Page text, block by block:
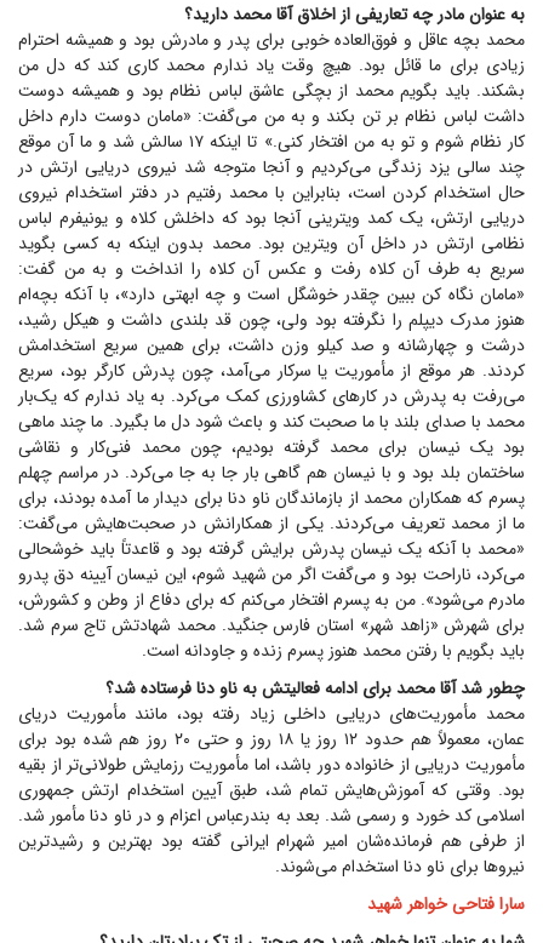
به عنوان مادر چه تعاریفی از اخلاق آقا محمد دارید؟
محمد بچه عاقل و فوق‌العاده خوبی برای پدر و مادرش بود و همیشه احترام
زیادی برای ما قائل بود. هیچ وقت یاد ندارم محمد کاری کند که دل من
بشکند. باید بگویم محمد از بچگی عاشق لباس نظام بود و همیشه دوست
داشت لباس نظام بر تن بکند و به من می‌گفت: «مامان دوست دارم داخل
کار نظام شوم و تو به من افتخار کنی.» تا اینکه ۱۷ سالش شد و ما آن موقع
چند سالی یزد زندگی می‌کردیم و آنجا متوجه شد نیروی دریایی ارتش در
حال استخدام کردن است، بنابراین با محمد رفتیم در دفتر استخدام نیروی
دریایی ارتش، یک کمد ویترینی آنجا بود که داخلش کلاه و یونیفرم لباس
نظامی ارتش در داخل آن ویترین بود. محمد بدون اینکه به کسی بگوید
سریع به طرف آن کلاه رفت و عکس آن کلاه را انداخت و به من گفت:
«مامان نگاه کن ببین چقدر خوشگل است و چه ابهتی دارد»، با آنکه بچه‌ام
هنوز مدرک دیپلم را نگرفته بود ولی، چون قد بلندی داشت و هیکل رشید،
درشت و چهارشانه و صد کیلو وزن داشت، برای همین سریع استخدامش
کردند. هر موقع از مأموریت یا سرکار می‌آمد، چون پدرش کارگر بود، سریع
می‌رفت به پدرش در کار‌های کشاورزی کمک می‌کرد. به یاد ندارم که یک‌بار
محمد با صدای بلند با ما صحبت کند و باعث شود دل ما بگیرد. ما چند ماهی
بود یک نیسان برای محمد گرفته بودیم، چون محمد فنی‌کار و نقاشی
ساختمان بلد بود و با نیسان هم گاهی بار جا به جا می‌کرد. در مراسم چهلم
پسرم که همکاران محمد از بازماندگان ناو دنا برای دیدار ما آمده بودند، برای
ما از محمد تعریف می‌کردند. یکی از همکارانش در صحبت‌هایش می‌گفت:
«محمد با آنکه یک نیسان پدرش برایش گرفته بود و قاعدتاً باید خوشحالی
می‌کرد، ناراحت بود و می‌گفت اگر من شهید شوم، این نیسان آیینه دق پدرو
مادرم می‌شود». من به پسرم افتخار می‌کنم که برای دفاع از وطن و کشورش،
برای شهرش «زاهد شهر» استان فارس جنگید. محمد شهادتش تاج سرم شد.
باید بگویم با رفتن محمد هنوز پسرم زنده و جاودانه است.
چطور شد آقا محمد برای ادامه فعالیتش به ناو دنا فرستاده شد؟
محمد مأموریت‌های دریایی داخلی زیاد رفته بود، مانند مأموریت دریای
عمان، معمولاً هم حدود ۱۲ روز یا ۱۸ روز و حتی ۲۰ روز هم شده بود برای
مأموریت دریایی از خانواده دور باشد، اما مأموریت رزمایش طولانی‌تر از بقیه
بود. وقتی که آموزش‌هایش تمام شد، طبق آیین استخدام ارتش جمهوری
اسلامی کد خورد و رسمی شد. بعد به بندرعباس اعزام و در ناو دنا مأمور شد.
از طرفی هم فرمانده‌شان امیر شهرام ایرانی گفته بود بهترین و رشیدترین
نیرو‌ها برای ناو دنا استخدام می‌شوند.
سارا فتاحی خواهر شهید